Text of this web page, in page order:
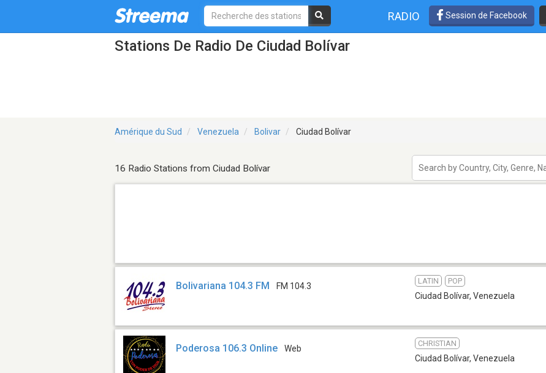
RADIO Session de Facebook
Stations De Radio De Ciudad Bolívar
Amérique du Sud Venezuela Bolivar Ciudad Bolívar
16 Radio Stations from Ciudad Bolívar
Bolivariana 104.3 FM FM 104.3
LATIN POP
Ciudad Bolívar, Venezuela
Poderosa 106.3 Online Web
CHRISTIAN
Ciudad Bolívar, Venezuela